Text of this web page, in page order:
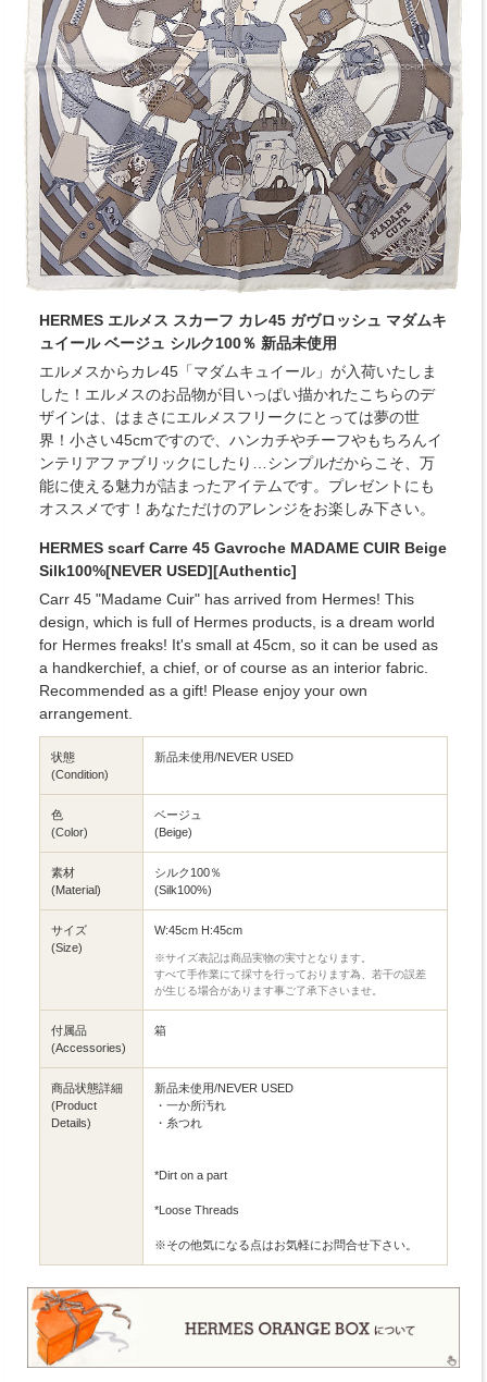
HERMES エルメス スカーフ カレ45 ガヴロッシュ マダムキ
ュイール ベージュ シルク100％ 新品未使用
エルメスからカレ45「マダムキュイール」が入荷いたしま
した！エルメスのお品物が目いっぱい描かれたこちらのデ
ザインは、はまさにエルメスフリークにとっては夢の世
界！小さい45cmですので、ハンカチやチーフやもちろんイ
ンテリアファブリックにしたり…シンプルだからこそ、万
能に使える魅力が詰まったアイテムです。プレゼントにも
オススメです！あなただけのアレンジをお楽しみ下さい。
HERMES scarf Carre 45 Gavroche MADAME CUIR Beige
Silk100%[NEVER USED][Authentic]
Carr 45 "Madame Cuir" has arrived from Hermes! This
design, which is full of Hermes products, is a dream world
for Hermes freaks! It's small at 45cm, so it can be used as
a handkerchief, a chief, or of course as an interior fabric.
Recommended as a gift! Please enjoy your own
arrangement.
状態
(Condition)
新品未使用/NEVER USED
色
(Color)
ベージュ
(Beige)
素材
(Material)
シルク100％
(Silk100%)
サイズ
(Size)
W:45cm H:45cm
※サイズ表記は商品実物の実寸となります。
すべて手作業にて採寸を行っております為、若干の誤差
が生じる場合があります事ご了承下さいませ。
付属品
(Accessories)
箱
商品状態詳細
(Product
Details)
新品未使用/NEVER USED
・一か所汚れ
・糸つれ
*Dirt on a part
*Loose Threads
※その他気になる点はお気軽にお問合せ下さい。